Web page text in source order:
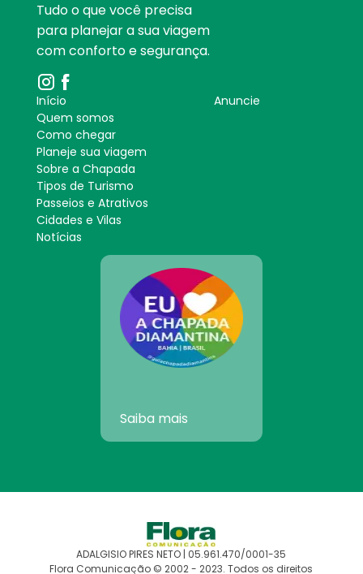
Tudo o que você precisa
para planejar a sua viagem
com conforto e segurança.
Início
Quem somos
Como chegar
Planeje sua viagem
Sobre a Chapada
Tipos de Turismo
Passeios e Atrativos
Cidades e Vilas
Notícias
Anuncie
Saiba mais
ADALGISIO PIRES NETO | 05.961.470/0001-35
Flora Comunicação © 2002 - 2023. Todos os direitos